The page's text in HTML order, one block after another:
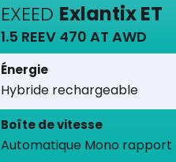
EXEED Exlantix ET
1.5 REEV 470 AT AWD
Énergie
Hybride rechargeable
Boîte de vitesse
Automatique Mono rapport